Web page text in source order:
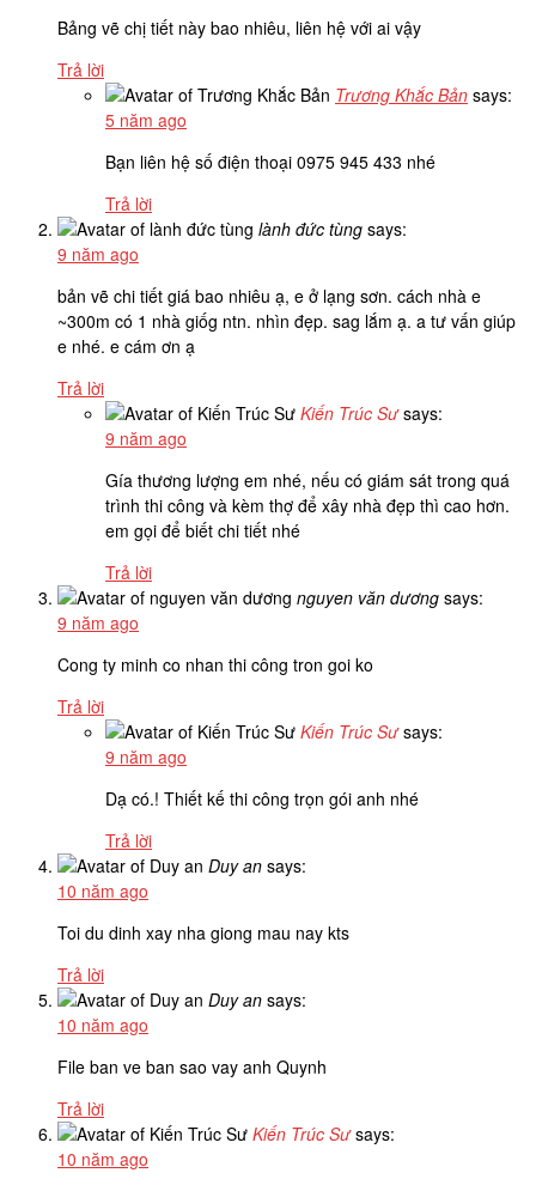
Bảng vẽ chị tiết này bao nhiêu, liên hệ với ai vậy
Trả lời
Trương Khắc Bản says:
5 năm ago
Bạn liên hệ số điện thoại 0975 945 433 nhé
Trả lời
lành đức tùng says:
9 năm ago
bản vẽ chi tiết giá bao nhiêu ạ, e ở lạng sơn. cách nhà e
~300m có 1 nhà giốg ntn. nhìn đẹp. sag lắm ạ. a tư vấn giúp
e nhé. e cám ơn ạ
Trả lời
Kiến Trúc Sư says:
9 năm ago
Gía thương lượng em nhé, nếu có giám sát trong quá
trình thi công và kèm thợ để xây nhà đẹp thì cao hơn.
em gọi để biết chi tiết nhé
Trả lời
nguyen văn dương says:
9 năm ago
Cong ty minh co nhan thi công tron goi ko
Trả lời
Kiến Trúc Sư says:
9 năm ago
Dạ có.! Thiết kế thi công trọn gói anh nhé
Trả lời
Duy an says:
10 năm ago
Toi du dinh xay nha giong mau nay kts
Trả lời
Duy an says:
10 năm ago
File ban ve ban sao vay anh Quynh
Trả lời
Kiến Trúc Sư says:
10 năm ago